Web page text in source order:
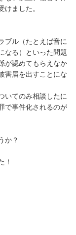
ました。
ブル（たとえば音に
なる）といった問題
が認めてもらえなか
害届を出すことにな
いてのみ相談したに
で事件化されるのが
か？
！